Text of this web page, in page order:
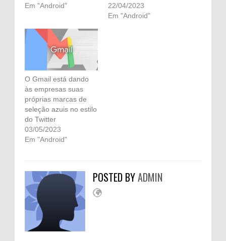
Em "Android"
22/04/2023
Em "Android"
O Gmail está dando
às empresas suas
próprias marcas de
seleção azuis no estilo
do Twitter
03/05/2023
Em "Android"
POSTED BYADMIN